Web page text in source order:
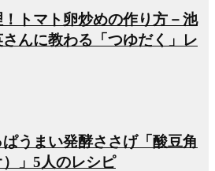
トマト卵炒めの作り方－池
んに教わる「つゆだく」レ
うまい発酵ささげ「酸豆角
）」5人のレシピ